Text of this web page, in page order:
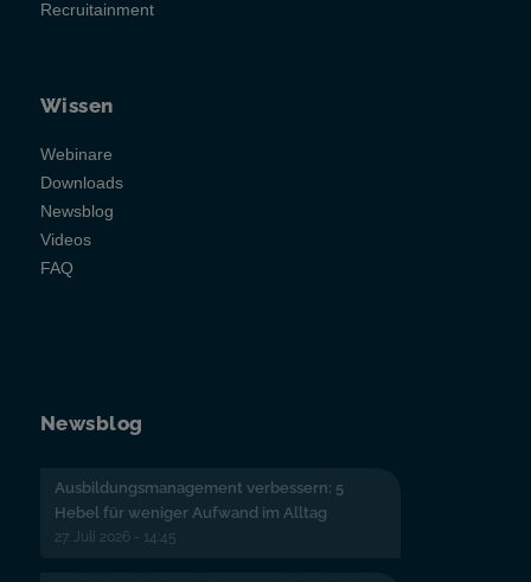
Recruitainment
Wissen
Webinare
Downloads
Newsblog
Videos
FAQ
Newsblog
Ausbildungsmanagement verbessern: 5
Hebel für weniger Aufwand im Alltag
27. Juli 2026 - 14:45